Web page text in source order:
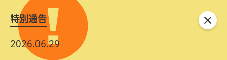
特別通告
2026.06.29
关闭